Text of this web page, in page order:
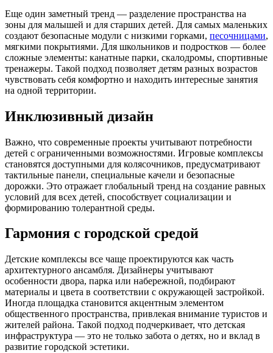
Еще один заметный тренд — разделение пространства на
зоны для малышей и для старших детей. Для самых маленьких
создают безопасные модули с низкими горками, песочницами,
мягкими покрытиями. Для школьников и подростков — более
сложные элементы: канатные парки, скалодромы, спортивные
тренажеры. Такой подход позволяет детям разных возрастов
чувствовать себя комфортно и находить интересные занятия
на одной территории.
Инклюзивный дизайн
Важно, что современные проекты учитывают потребности
детей с ограниченными возможностями. Игровые комплексы
становятся доступными для колясочников, предусматривают
тактильные панели, специальные качели и безопасные
дорожки. Это отражает глобальный тренд на создание равных
условий для всех детей, способствует социализации и
формированию толерантной среды.
Гармония с городской средой
Детские комплексы все чаще проектируются как часть
архитектурного ансамбля. Дизайнеры учитывают
особенности двора, парка или набережной, подбирают
материалы и цвета в соответствии с окружающей застройкой.
Иногда площадка становится акцентным элементом
общественного пространства, привлекая внимание туристов и
жителей района. Такой подход подчеркивает, что детская
инфраструктура — это не только забота о детях, но и вклад в
развитие городской эстетики.